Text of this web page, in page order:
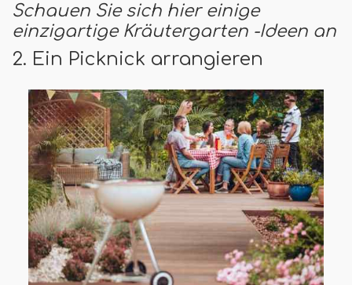
Schauen Sie sich hier einige
einzigartige Kräutergarten -Ideen an
2. Ein Picknick arrangieren